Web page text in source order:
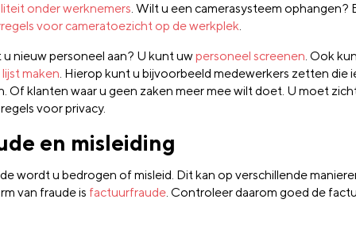
onder werknemers. Wilt u een camerasysteem ophangen?
voor cameratoezicht op de werkplek.
nieuw personeel aan? U kunt uwpersoneel screenen. Ook
maken. Hierop kunt u bijvoorbeeld medewerkers zetten die
Of klanten waar u geen zaken meer mee wilt doet. U moet
voor privacy.
en misleiding
wordt u bedrogen of misleid. Dit kan op verschillende
van fraude is factuurfraude. Controleer daarom goed de